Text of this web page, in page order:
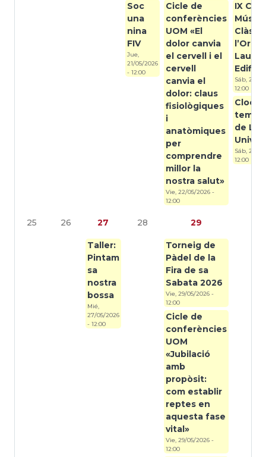
Soc
una
nina
FIV
Jue,
21/05/2026
- 12:00
Cicle de
conferències
UOM «El
dolor canvia
el cervell i el
cervell
canvia el
dolor: claus
fisiològiques
i
anatòmiques
per
comprendre
millor la
nostra salut»
Vie, 22/05/2026 -
12:00
IX
Música
Sáb, 23/
12:00
de
Sáb, 23/
12:00
25 26 27 28 29
Taller:
Pintam
sa
nostra
bossa
Mié,
27/05/2026
- 12:00
Torneig de
Pàdel de la
Fira de sa
Sabata 2026
Vie, 29/05/2026 -
12:00
Cicle de
conferències
UOM
«Jubilació
amb
propòsit:
com establir
reptes en
aquesta fase
vital»
Vie, 29/05/2026 -
12:00